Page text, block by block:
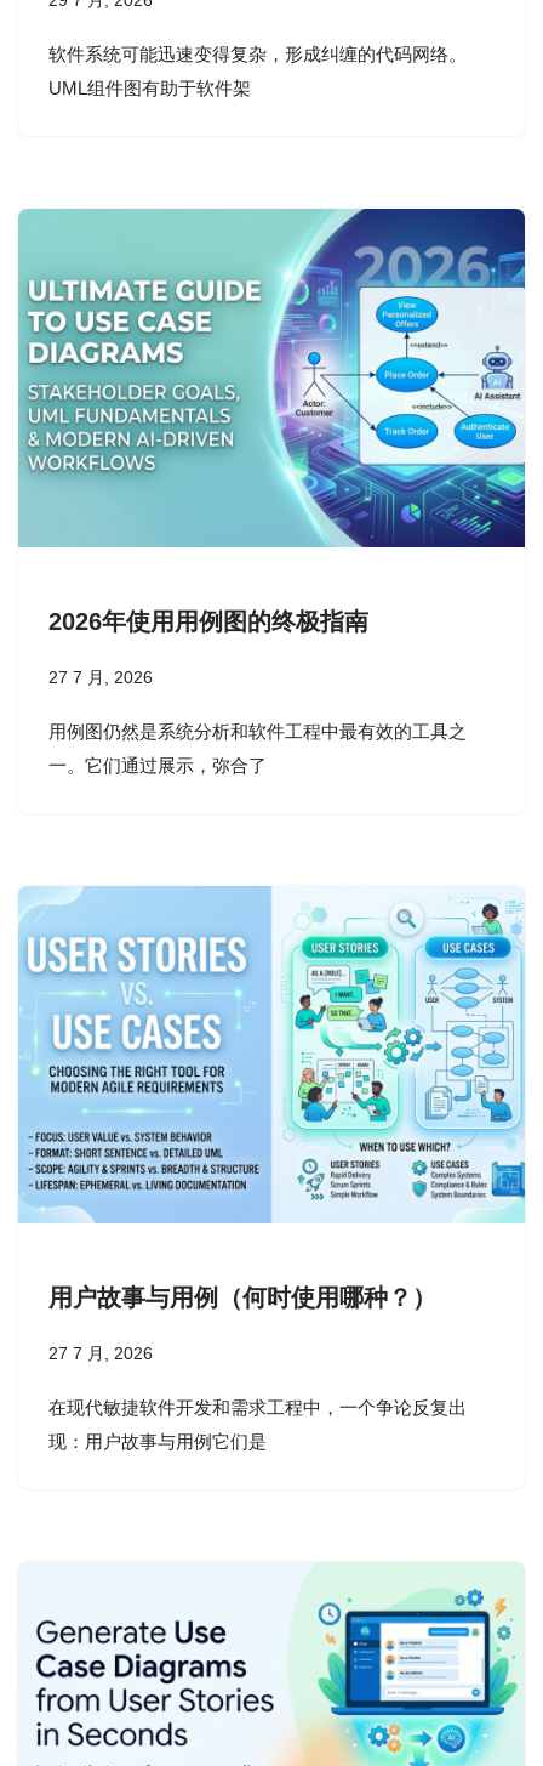
软件系统可能迅速变得复杂，形成纠缠的代码网络。
UML组件图有助于软件架
2026年使用用例图的终极指南
27 7 月, 2026
用例图仍然是系统分析和软件工程中最有效的工具之
一。它们通过展示，弥合了
用户故事与用例（何时使用哪种？）
27 7 月, 2026
在现代敏捷软件开发和需求工程中，一个争论反复出
现：用户故事与用例它们是